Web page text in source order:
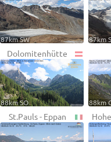
87km SW 87km
Dolomitenhütte
88km SO 88km
St.Pauls - Eppan